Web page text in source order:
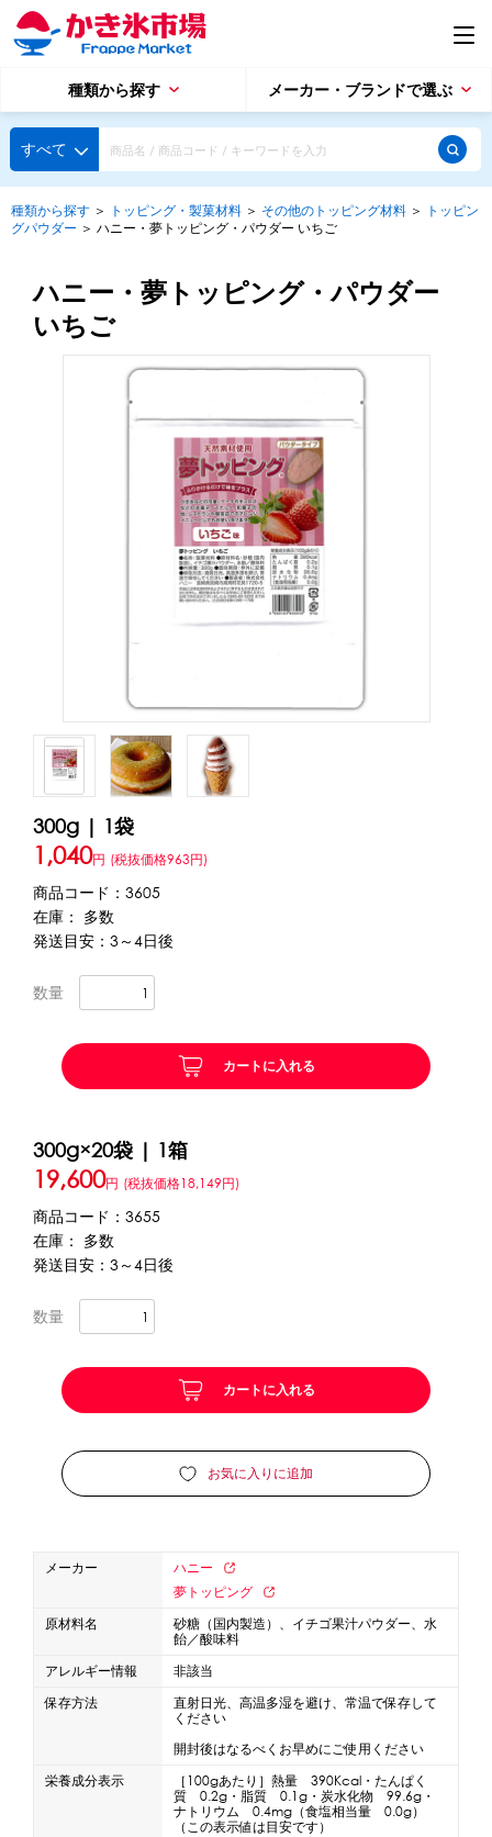
種類から探す
種類から探す
かき氷専用シロップ
スタンダードシロップ
蜜・シロップ
生感覚の冷凍シロップ
ハーブシロップ
ガムシロップ
トッピング・製菓材料
練乳・コンデンスミルク あずき・餡
白玉もち・わらび餅
かき氷機
ブロックアイススライサー
キューブアイススライサー
カートリッジシェイバー
オプション
台湾かき氷
フレーバー氷（味つきの氷）
かき氷イベントセット
カップ・スプーン
ボウル型カップ
スプーン
スプーンストロー
フローズンドリンク材料
シロップ 冷凍フルーツ
ドリンクカップ・ストロー
ブレンダー・ミキサー
氷旗 のぼり 横幕
その他のPRアイテム
台湾かき氷「Snow-kiss（スノーキッス）」
かき氷書籍
メーカー・ブランドで選ぶ
CLOSE
探す
用途で選ぶ
メーカー・ブランドで選ぶ
会社概要
特定商取引に関する法律に基づく表記
プライバシーポリシー
利用規約
すべて
種類から探す ＞ トッピング・製菓材料 ＞ その他のトッピング材料 ＞ トッピン
グパウダー ＞ ハニー・夢トッピング・パウダー いちご
ハニー・夢トッピング・パウダー
いちご
300g | 1袋
1,040円 (税抜価格963円)
商品コード：3605
在庫： 多数
発送目安：3～4日後
数量
カートに入れる
300g×20袋 | 1箱
19,600円 (税抜価格18,149円)
商品コード：3655
在庫： 多数
発送目安：3～4日後
数量
カートに入れる
お気に入りに追加
メーカー
ハニー
夢トッピング
原材料名
砂糖（国内製造）、イチゴ果汁パウダー、水
飴／酸味料
アレルギー情報
非該当
保存方法
直射日光、高温多湿を避け、常温で保存して
ください
開封後はなるべくお早めにご使用ください
栄養成分表示
［100gあたり］熱量 390Kcal・たんぱく
質 0.2g・脂質 0.1g・炭水化物 99.6g・
ナトリウム 0.4mg（食塩相当量 0.0g）
（この表示値は目安です）